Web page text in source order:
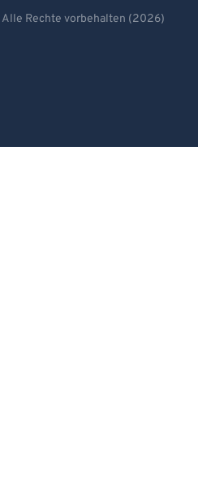
Alle Rechte vorbehalten (2026)